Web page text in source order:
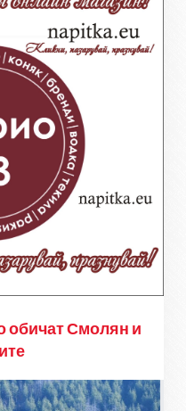
обичат Смолян и